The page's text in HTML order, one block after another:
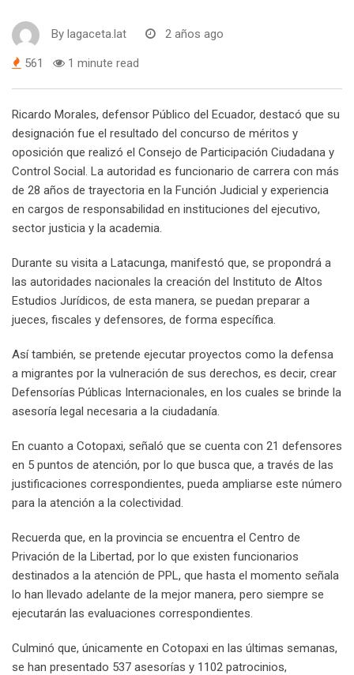
By lagaceta.lat 2 años ago
561 1 minute read
Ricardo Morales, defensor Público del Ecuador, destacó que su
designación fue el resultado del concurso de méritos y
oposición que realizó el Consejo de Participación Ciudadana y
Control Social. La autoridad es funcionario de carrera con más
de 28 años de trayectoria en la Función Judicial y experiencia
en cargos de responsabilidad en instituciones del ejecutivo,
sector justicia y la academia.
Durante su visita a Latacunga, manifestó que, se propondrá a
las autoridades nacionales la creación del Instituto de Altos
Estudios Jurídicos, de esta manera, se puedan preparar a
jueces, fiscales y defensores, de forma específica.
Así también, se pretende ejecutar proyectos como la defensa
a migrantes por la vulneración de sus derechos, es decir, crear
Defensorías Públicas Internacionales, en los cuales se brinde la
asesoría legal necesaria a la ciudadanía.
En cuanto a Cotopaxi, señaló que se cuenta con 21 defensores
en 5 puntos de atención, por lo que busca que, a través de las
justificaciones correspondientes, pueda ampliarse este número
para la atención a la colectividad.
Recuerda que, en la provincia se encuentra el Centro de
Privación de la Libertad, por lo que existen funcionarios
destinados a la atención de PPL, que hasta el momento señala
lo han llevado adelante de la mejor manera, pero siempre se
ejecutarán las evaluaciones correspondientes.
Culminó que, únicamente en Cotopaxi en las últimas semanas,
se han presentado 537 asesorías y 1102 patrocinios,